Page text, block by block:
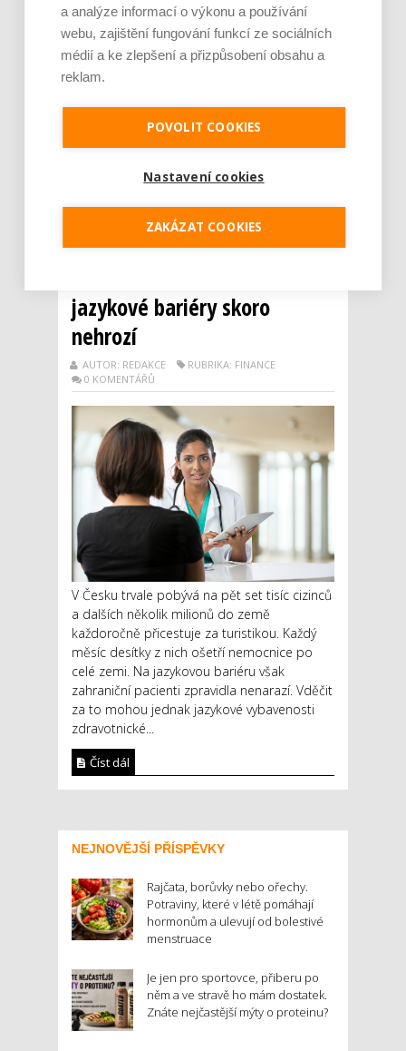
Téměř dvě třetiny rodičů v Česku si podle
výzkumu agentury Data Collect přejí, aby se
je přitom tradičně o angličtinu. Aby byla
výuka efektivní, měl by ji podle odborníků
ideálně zajišťovat rodilý mluvčí a měla by p...
Číst dál
Cizinci se v českých
jazykové bariéry skoro
nehrozí
AUTOR: REDAKCE
RUBRIKA: FINANCE
0 KOMENTÁŘŮ
V Česku trvale pobývá na pět set tisíc cizinců
a dalších několik milionů do země
každoročně přicestuje za turistikou. Každý
měsíc desítky z nich ošetří nemocnice po
celé zemi. Na jazykovou bariéru však
zahraniční pacienti zpravidla nenarazí. Vděčit
za to mohou jednak jazykové vybavenosti
zdravotnické...
Číst dál
NEJNOVĚJŠÍ PŘÍSPĚVKY
Rajčata, borůvky nebo ořechy.
Potraviny, které v létě pomáhají
hormonům a ulevují od bolestivé
menstruace
Je jen pro sportovce, přiberu po
něm a ve stravě ho mám dostatek.
Znáte nejčastější mýty o proteinu?
a analýze informací o výkonu a používání
webu, zajištění fungování funkcí ze sociálních
médií a ke zlepšení a přizpůsobení obsahu a
reklam.
POVOLIT COOKIES
Nastavení cookies
ZAKÁZAT COOKIES